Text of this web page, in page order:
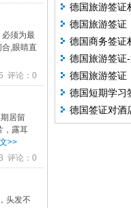
须为最
,眼睛直
评论：0
居留
，露耳
>>
评论：0
头发不
德国旅游签证
德国旅游签证
生）
德国商务签证
德国旅游签证
德国旅游签证
者）
德国短期学习
哪些材料？
德国签证对酒
求？